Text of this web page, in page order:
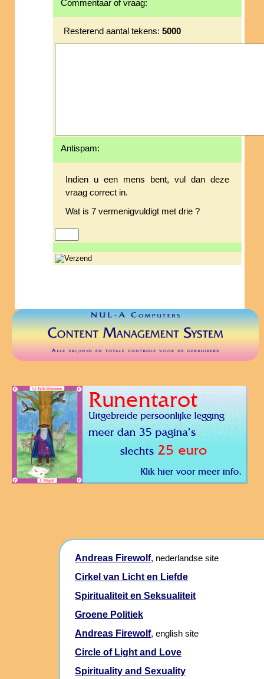
Commentaar of vraag:
Resterend aantal tekens: 5000
Antispam:
Indien u een mens bent, vul dan deze
vraag correct in.
Wat is 7 vermenigvuldigt met drie ?
Andreas Firewolf, nederlandse site
Cirkel van Licht en Liefde
Spiritualiteit en Seksualiteit
Groene Politiek
Andreas Firewolf, english site
Circle of Light and Love
Spirituality and Sexuality